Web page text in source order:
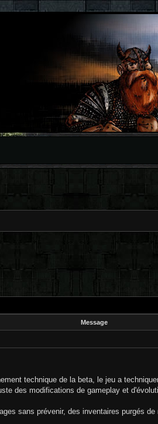
Message
technique de la beta, le jeu a
des modifications de gameplay et
sans prévenir, des inventaires purgés de